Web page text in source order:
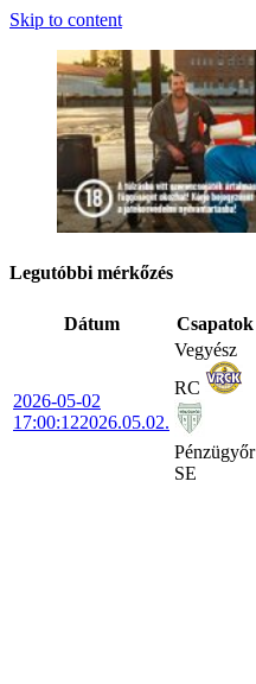
Skip to content
Legutóbbi mérkőzés
Dátum Csapatok
2026-05-02
17:00:122026.05.02.
Vegyész
RC
Pénzügyőr
SE